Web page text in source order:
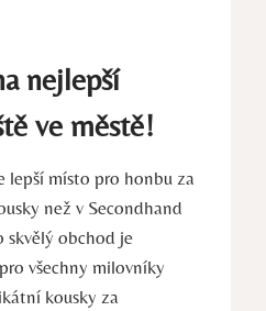
nejlepší
ve městě!
lepší místo pro honbu za
než v Secondhand
skvělý obchod je
všechny milovníky
kousky za